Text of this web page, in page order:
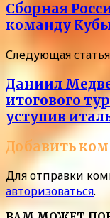
Сборная
команду
Следующая статья
Даниил
итогового
уступив
Добавить
Для отправки
авторизоваться.